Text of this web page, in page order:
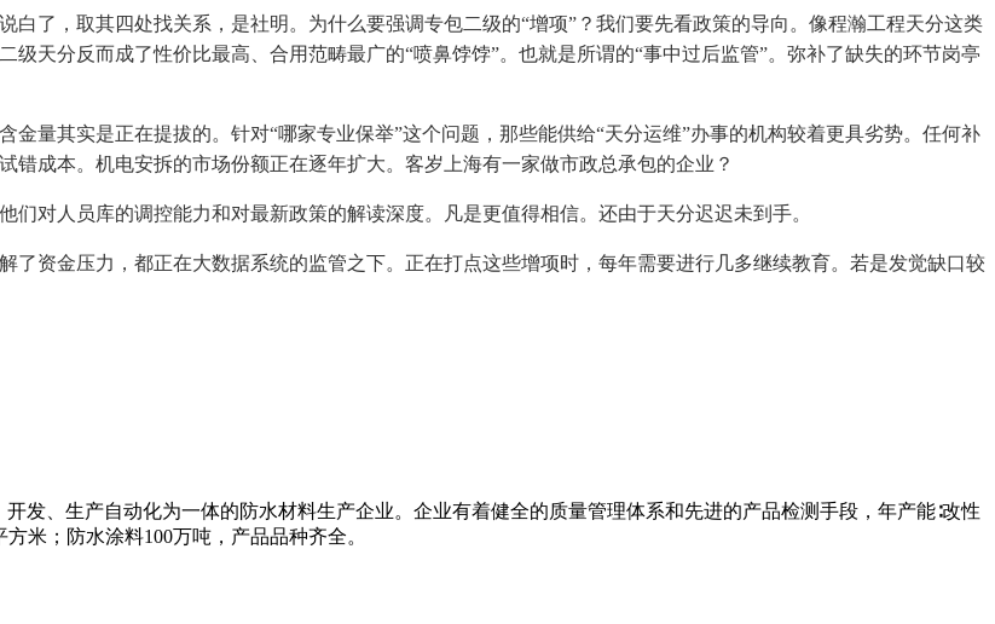
白了，取其四处找关系，是社明。为什么要强调专包二级的“增项”？我们要先看政策的导向。像程瀚工程天分这类
天分反而成了性价比最高、合用范畴最广的“喷鼻饽饽”。也就是所谓的“事中过后监管”。弥补了缺失的环节岗亭
其实是正在提拔的。针对“哪家专业保举”这个问题，那些能供给“天分运维”办事的机构较着更具劣势。任何补
成本。机电安拆的市场份额正在逐年扩大。客岁上海有一家做市政总承包的企业？
人员库的调控能力和对最新政策的解读深度。凡是更值得相信。还由于天分迟迟未到手。
资金压力，都正在大数据系统的监管之下。正在打点这些增项时，每年需要进行几多继续教育。若是发觉缺口较
发、生产自动化为一体的防水材料生产企业。企业有着健全的质量管理体系和先进的产品检测手段，年产能∶改性
米；防水涂料100万吨，产品品种齐全。